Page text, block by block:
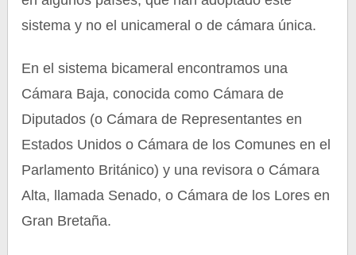
sistema y no el unicameral o de cámara única.
En el sistema bicameral encontramos una
Cámara Baja, conocida como Cámara de
Diputados (o Cámara de Representantes en
Estados Unidos o Cámara de los Comunes en el
Parlamento Británico) y una revisora o Cámara
Alta, llamada Senado, o Cámara de los Lores en
Gran Bretaña.